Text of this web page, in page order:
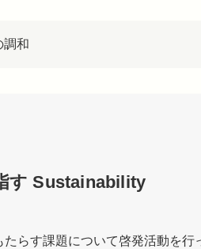
調和
す Sustainability
らす課題について啓発活動を行